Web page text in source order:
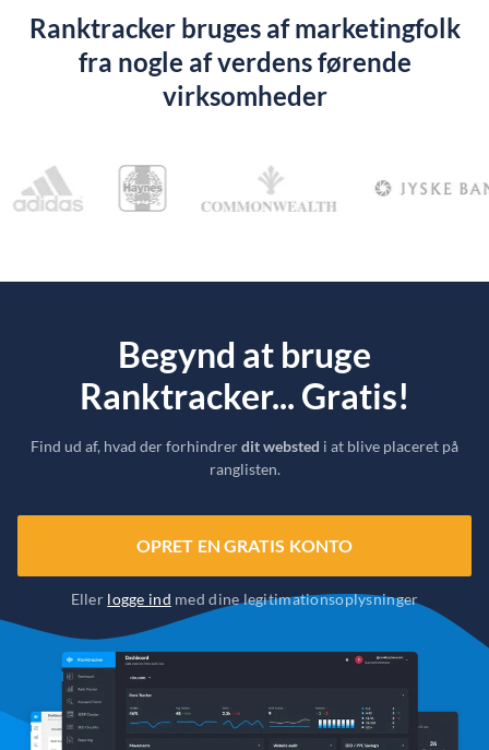
Ranktracker bruges af marketingfolk
fra nogle af verdens førende
virksomheder
Begynd at bruge
Ranktracker... Gratis!
Find ud af, hvad der forhindrerdit websted i at blive placeret på
ranglisten.
OPRET EN GRATIS KONTO
Eller logge ind med dine legitimationsoplysninger